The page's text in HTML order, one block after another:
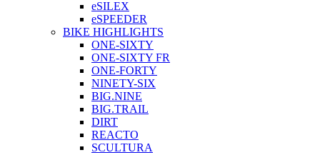
eSILEX
eSPEEDER
BIKE HIGHLIGHTS
ONE-SIXTY
ONE-SIXTY FR
ONE-FORTY
NINETY-SIX
BIG.NINE
BIG.TRAIL
DIRT
REACTO
SCULTURA